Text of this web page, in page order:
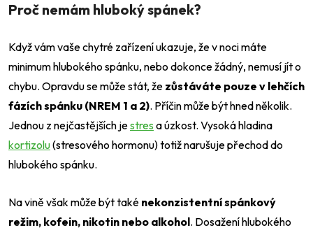
Proč nemám hluboký spánek?
Když vám vaše chytré zařízení ukazuje, že v noci máte
minimum hlubokého spánku, nebo dokonce žádný, nemusí jít o
chybu. Opravdu se může stát, že zůstáváte pouze v lehčích
fázích spánku (NREM 1 a 2). Příčin může být hned několik.
Jednou z nejčastějších jestres a úzkost. Vysoká hladina
kortizolu(stresového hormonu) totiž narušuje přechod do
hlubokého spánku.
Na vině však může být také nekonzistentní spánkový
režim, kofein, nikotin nebo alkohol. Dosažení hlubokého